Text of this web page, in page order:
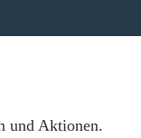
und Aktionen.